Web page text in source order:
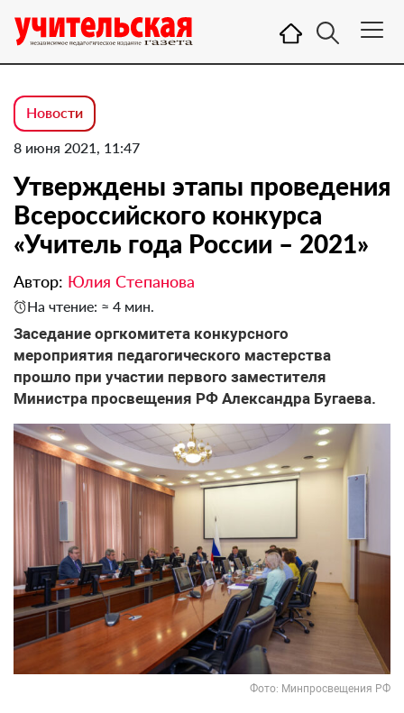
Новости
8 июня 2021, 11:47
Утверждены этапы проведения
Всероссийского конкурса
«Учитель года России – 2021»
Автор: Юлия Степанова
На чтение: ≈ 4 мин.
Заседание оргкомитета конкурсного
мероприятия педагогического мастерства
прошло при участии первого заместителя
Министра просвещения РФ Александра Бугаева.
Фото: Минпросвещения РФ